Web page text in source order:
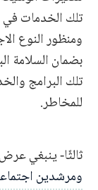
تلك الخدمات في
ومنظور النوع
بضمان السلامة
تلك البرامج
للمخاطر.
ثالثًا- ينبغي
ومرشدين